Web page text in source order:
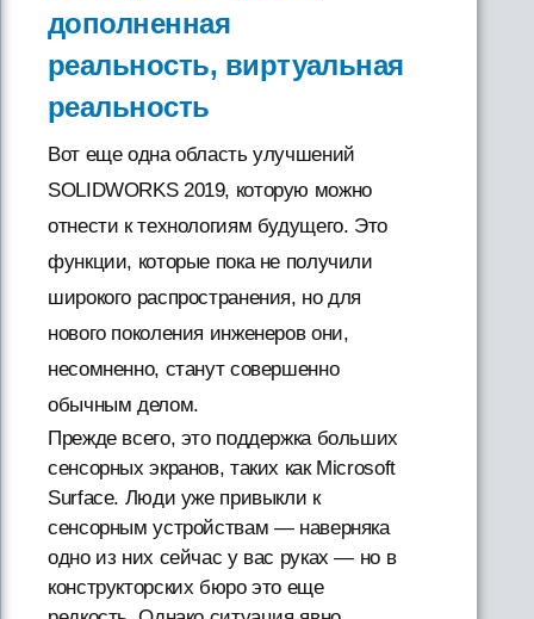
дополненная
реальность, виртуальная
реальность
Вот еще одна область улучшений
SOLIDWORKS 2019, которую можно
отнести к технологиям будущего. Это
функции, которые пока не получили
широкого распространения, но для
нового поколения инженеров они,
несомненно, станут совершенно
обычным делом.
Прежде всего, это поддержка больших
сенсорных экранов, таких как Microsoft
Surface. Люди уже привыкли к
сенсорным устройствам — наверняка
одно из них сейчас у вас руках — но в
конструкторских бюро это еще